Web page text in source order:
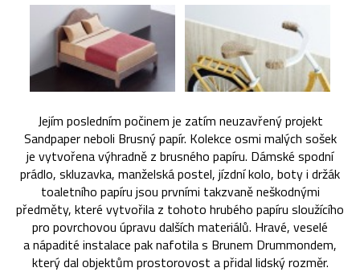
Jejím posledním počinem je zatím neuzavřený projekt
Sandpaper neboli Brusný papír. Kolekce osmi malých sošek
je vytvořena výhradně z brusného papíru. Dámské spodní
prádlo, skluzavka, manželská postel, jízdní kolo, boty i držák
toaletního papíru jsou prvními takzvaně neškodnými
předměty, které vytvořila z tohoto hrubého papíru sloužícího
pro povrchovou úpravu dalších materiálů. Hravé, veselé
a nápadité instalace pak nafotila s Brunem Drummondem,
který dal objektům prostorovost a přidal lidský rozměr.